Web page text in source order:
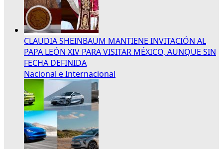
CLAUDIA SHEINBAUM MANTIENE INVITACIÓN AL
PAPA LEÓN XIV PARA VISITAR MÉXICO, AUNQUE SIN
FECHA DEFINIDA
Nacional e Internacional